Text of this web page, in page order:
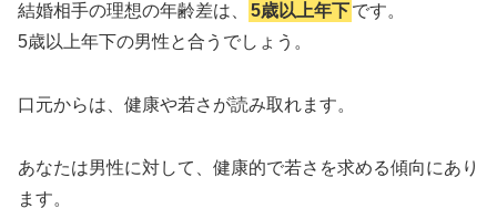
結婚相手の理想の年齢差は、 5歳以上年下です。
5歳以上年下の男性と合うでしょう。
口元からは、健康や若さが読み取れます。
あなたは男性に対して、健康的で若さを求める傾向にあり
ます。